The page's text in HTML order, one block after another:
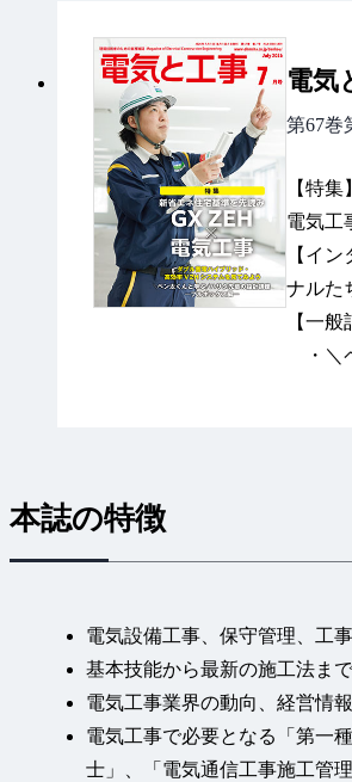
電気
第67巻
【特
電気工
【イ
ナルた
【一般
・＼
の和田塾
・～電
電気理論
・シン
科試験
本誌の特徴
電気設備工事、保守管理、工
基本技能から最新の施工法ま
電気工事業界の動向、経営情
電気工事で必要となる「第一
士」、「電気通信工事施工管